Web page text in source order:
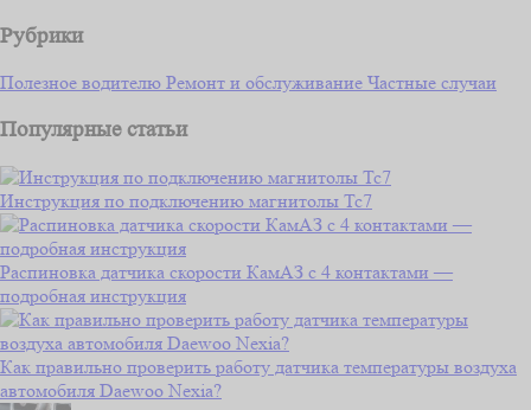
Рубрики
Полезное водителю Ремонт и обслуживание Частные случаи
Популярные статьи
Инструкция по подключению магнитолы Тс7
Распиновка датчика скорости КамАЗ с 4 контактами —
подробная инструкция
Как правильно проверить работу датчика температуры воздуха
автомобиля Daewoo Nexia?